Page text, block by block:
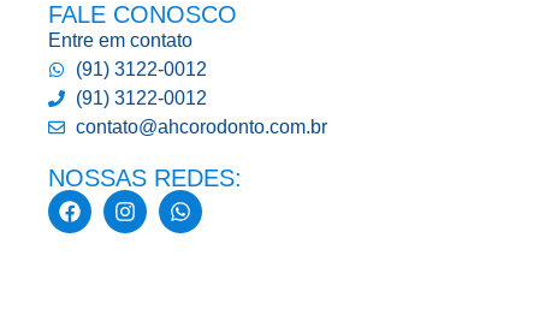
FALE CONOSCO
Entre em contato
(91) 3122-0012
(91) 3122-0012
contato@ahcorodonto.com.br
NOSSAS REDES: